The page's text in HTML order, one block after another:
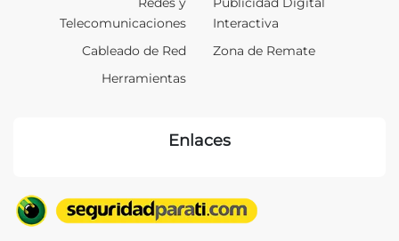
Telecomunicaciones
Cableado de Red
Herramientas
Interactiva
Zona de Remate
Enlaces